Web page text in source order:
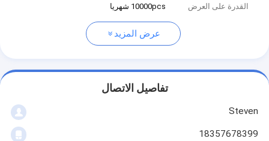
القدرة على العرض
10000pcs شهريا
عرض المزيد
تفاصيل الاتصال
Steven
18357678399